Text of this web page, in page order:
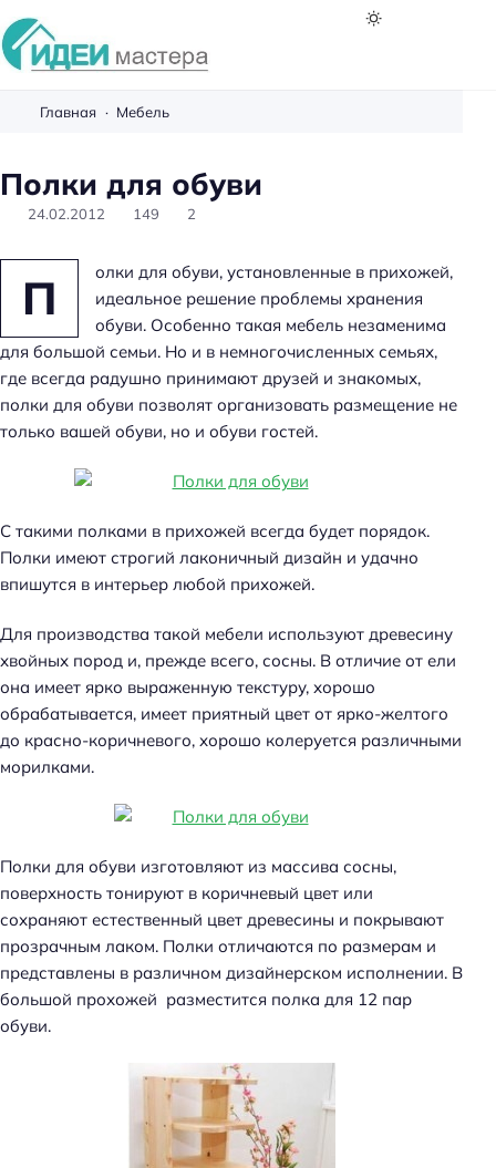
м
а
Главная Мебель
Полки для обуви
24.02.2012 149 2
П
олки для обуви, установленные в прихожей,
идеальное решение проблемы хранения
обуви. Особенно такая мебель незаменима
для большой семьи. Но и в немногочисленных семьях,
где всегда радушно принимают друзей и знакомых,
полки для обуви позволят организовать размещение не
только вашей обуви, но и обуви гостей.
С такими полками в прихожей всегда будет порядок.
Полки имеют строгий лаконичный дизайн и удачно
впишутся в интерьер любой прихожей.
Для производства такой мебели используют древесину
хвойных пород и, прежде всего, сосны. В отличие от ели
она имеет ярко выраженную текстуру, хорошо
обрабатывается, имеет приятный цвет от ярко-желтого
до красно-коричневого, хорошо колеруется различными
морилками.
Полки для обуви изготовляют из массива сосны,
поверхность тонируют в коричневый цвет или
сохраняют естественный цвет древесины и покрывают
прозрачным лаком. Полки отличаются по размерам и
представлены в различном дизайнерском исполнении. В
большой прохожей разместится полка для 12 пар
обуви.